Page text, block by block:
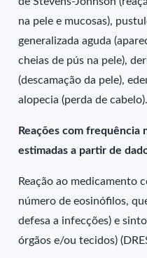
na pele e mucosas),
generalizada aguda
cheias de pús na pele),
(descamação da pele),
alopecia (perda de cabelo).
Reações com frequência
estimadas a partir de
Reação ao medicamento
número de eosinófilos,
defesa a infecções) e
órgãos e/ou tecidos)